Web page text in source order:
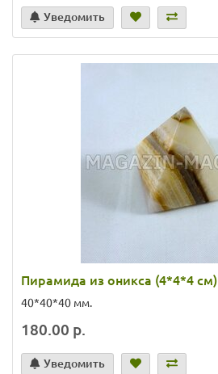
Уведомить
Пирамида из оникса (4*4*4 см)
40*40*40 мм.
180.00 р.
Уведомить